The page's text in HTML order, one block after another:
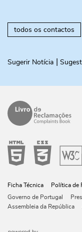
todos os contactos
Sugerir Notícia
Ficha Técnica
Política de
Governo de Portugal
Assembleia da República